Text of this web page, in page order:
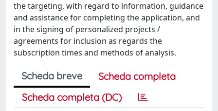
the targeting, with regard to information, guidance
and assistance for completing the application, and
in the signing of personalized projects /
agreements for inclusion as regards the
subscription times and methods of analysis.
Scheda breve
Scheda completa
Scheda completa (DC)